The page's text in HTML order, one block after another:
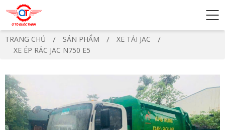
TRANG CHỦ SẢN PHẨM
XE TẢI JAC
XE ÉP RÁC JAC N750 E5